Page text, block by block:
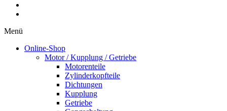
Menü
Online-Shop
Motor / Kupplung / Getriebe
Motorenteile
Zylinderkopfteile
Dichtungen
Kupplung
Getriebe